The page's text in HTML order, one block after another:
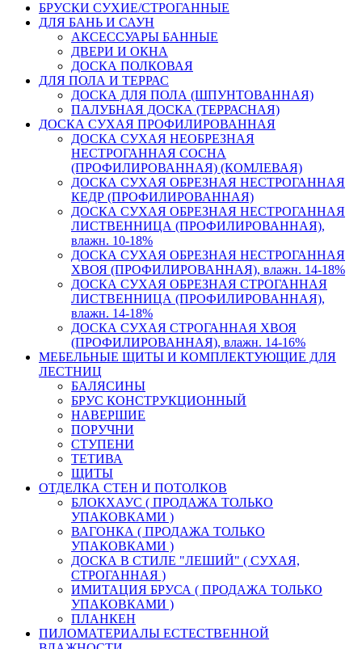
БРУСКИ СУХИЕ/СТРОГАННЫЕ
ДЛЯ БАНЬ И САУН
АКСЕССУАРЫ БАННЫЕ
ДВЕРИ И ОКНА
ДОСКА ПОЛКОВАЯ
ДЛЯ ПОЛА И ТЕРРАС
ДОСКА ДЛЯ ПОЛА (ШПУНТОВАННАЯ)
ПАЛУБНАЯ ДОСКА (ТЕРРАСНАЯ)
ДОСКА СУХАЯ ПРОФИЛИРОВАННАЯ
ДОСКА СУХАЯ НЕОБРЕЗНАЯ
НЕСТРОГАННАЯ СОСНА
(ПРОФИЛИРОВАННАЯ) (КОМЛЕВАЯ)
ДОСКА СУХАЯ ОБРЕЗНАЯ НЕСТРОГАННАЯ
КЕДР (ПРОФИЛИРОВАННАЯ)
ДОСКА СУХАЯ ОБРЕЗНАЯ НЕСТРОГАННАЯ
ЛИСТВЕННИЦА (ПРОФИЛИРОВАННАЯ),
влажн. 10-18%
ДОСКА СУХАЯ ОБРЕЗНАЯ НЕСТРОГАННАЯ
ХВОЯ (ПРОФИЛИРОВАННАЯ), влажн. 14-18%
ДОСКА СУХАЯ ОБРЕЗНАЯ СТРОГАННАЯ
ЛИСТВЕННИЦА (ПРОФИЛИРОВАННАЯ),
влажн. 14-18%
ДОСКА СУХАЯ СТРОГАННАЯ ХВОЯ
(ПРОФИЛИРОВАННАЯ), влажн. 14-16%
МЕБЕЛЬНЫЕ ЩИТЫ И КОМПЛЕКТУЮЩИЕ ДЛЯ
ЛЕСТНИЦ
БАЛЯСИНЫ
БРУС КОНСТРУКЦИОННЫЙ
НАВЕРШИЕ
ПОРУЧНИ
СТУПЕНИ
ТЕТИВА
ЩИТЫ
ОТДЕЛКА СТЕН И ПОТОЛКОВ
БЛОКХАУС ( ПРОДАЖА ТОЛЬКО
УПАКОВКАМИ )
ВАГОНКА ( ПРОДАЖА ТОЛЬКО
УПАКОВКАМИ )
ДОСКА В СТИЛЕ "ЛЕШИЙ" ( СУХАЯ,
СТРОГАННАЯ )
ИМИТАЦИЯ БРУСА ( ПРОДАЖА ТОЛЬКО
УПАКОВКАМИ )
ПЛАНКЕН
ПИЛОМАТЕРИАЛЫ ЕСТЕСТВЕННОЙ